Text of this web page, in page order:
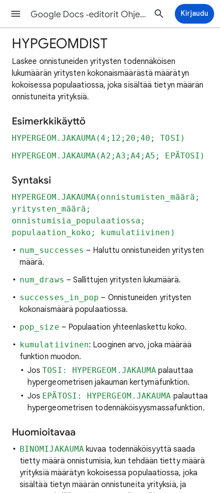
Google Docs ‑editorit Ohjeet Kirjaudu
HYPGEOMDIST
Laskee onnistuneiden yritysten todennäköisen
lukumäärän yritysten kokonaismäärästä määrätyn
kokoisessa populaatiossa, joka sisältää tietyn määrän
onnistuneita yrityksiä.
Esimerkkikäyttö
HYPERGEOM.JAKAUMA(4;12;20;40; TOSI)
HYPERGEOM.JAKAUMA(A2;A3;A4;A5; EPÄTOSI)
Syntaksi
HYPERGEOM.JAKAUMA(onnistumisten_määrä;
yritysten_määrä;
onnistumisia_populaatiossa;
populaation_koko; kumulatiivinen)
num_successes – Haluttu onnistuneiden yritysten
määrä.
num_draws – Sallittujen yritysten lukumäärä.
successes_in_pop – Onnistuneiden yritysten
kokonaismäärä populaatiossa.
pop_size – Populaation yhteenlaskettu koko.
kumulatiivinen: Looginen arvo, joka määrää
funktion muodon.
JosTOSI: HYPERGEOM.JAKAUMA palauttaa
hypergeometrisen jakauman kertymäfunktion.
Jos EPÄTOSI: HYPERGEOM.JAKAUMA palauttaa
hypergeometrisen todennäköisyysmassafunktion.
Huomioitavaa
BINOMIJAKAUMA kuvaa todennäköisyyttä saada
tietty määrä onnistumisia, kun tehdään tietty määrä
yrityksiä määrätyn kokoisessa populaatiossa, joka
sisältää tietyn määrän onnistuneita yrityksiä, ja